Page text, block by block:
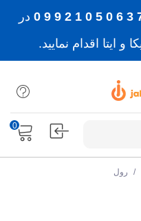
7 3 6 0
در
ایتا اقدام نمایید.
0
/ رول